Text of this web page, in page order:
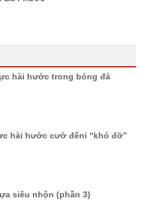
hài hước trong bóng đá
hài hước cườ đếni “khó đỡ”
siêu nhộn (phần 3)